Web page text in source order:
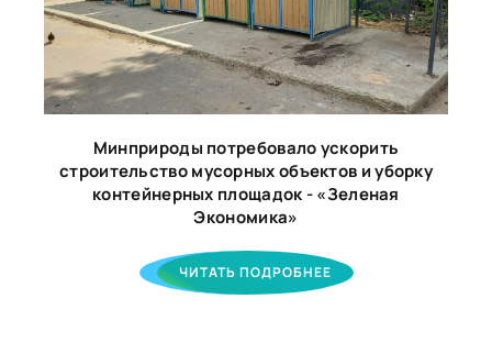
Минприроды потребовало ускорить
строительство мусорных объектов и уборку
контейнерных площадок - «Зеленая
Экономика»
ЧИТАТЬ ПОДРОБНЕЕ